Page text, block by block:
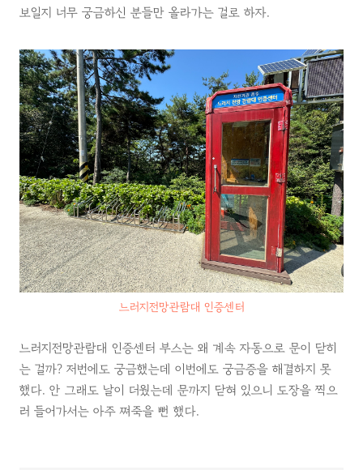
보일지 너무 궁금하신 분들만 올라가는 걸로 하자.
느러지전망관람대 인증센터
느러지전망관람대 인증센터 부스는 왜 계속 자동으로 문이 닫히
는 걸까? 저번에도 궁금했는데 이번에도 궁금증을 해결하지 못
했다. 안 그래도 날이 더웠는데 문까지 닫혀 있으니 도장을 찍으
러 들어가서는 아주 쪄죽을 뻔 했다.